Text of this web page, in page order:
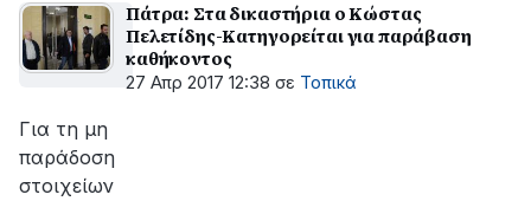
Πάτρα: Στα δικαστήρια ο Κώστας
Πελετίδης-Κατηγορείται για παράβαση
καθήκοντος
27 Απρ 2017 12:38 σε Τοπικά
Για τη μη
παράδοση
στοιχείων